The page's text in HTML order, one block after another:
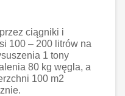
ciągniki i
100 – 200 litrów na
1 tony
80 kg węgla, a
100 m2